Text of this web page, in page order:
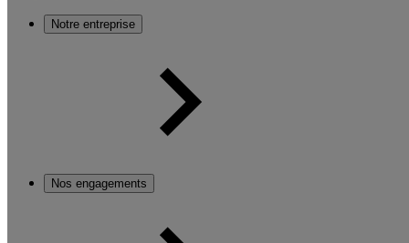
Notre entreprise
Nos engagements